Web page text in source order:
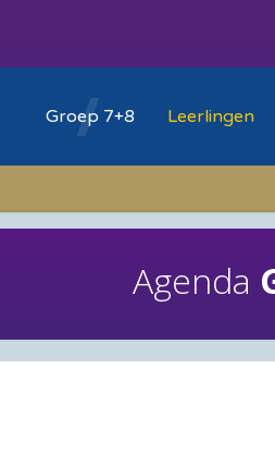
Groep 7+8 Leerlingen
Agenda